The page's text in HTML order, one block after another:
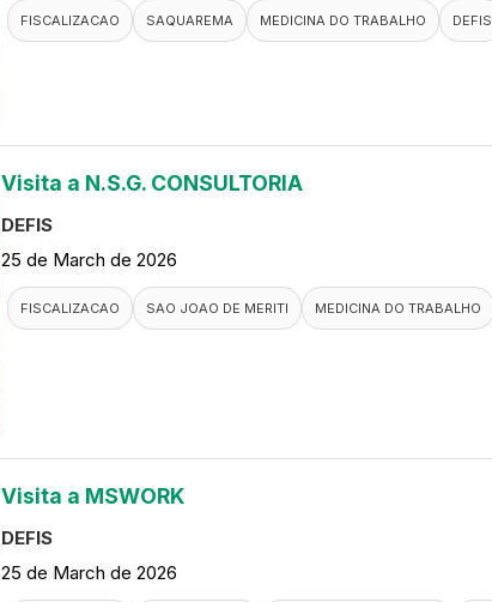
FISCALIZACAO SAQUAREMA MEDICINA DO TRABALHO DEFIS
Visita a N.S.G. CONSULTORIA
DEFIS
25 de March de 2026
FISCALIZACAO SAO JOAO DE MERITI MEDICINA DO TRABALHO
Visita a MSWORK
DEFIS
25 de March de 2026